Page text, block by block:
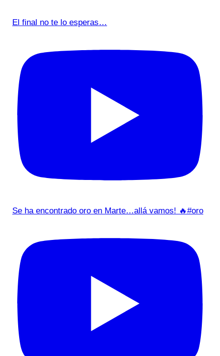
El final no te lo esperas…
Se ha encontrado oro en Marte…allá vamos! 🔥#oro